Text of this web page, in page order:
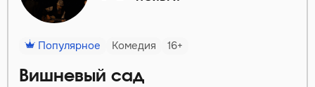
Популярное Комедия 16+
Вишневый сад